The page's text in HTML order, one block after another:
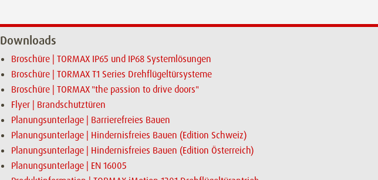
Downloads
Broschüre | TORMAX IP65 und IP68 Systemlösungen
Broschüre | TORMAX T1 Series Drehflügeltürsysteme
Broschüre | TORMAX "the passion to drive doors"
Flyer | Brandschutztüren
Planungsunterlage | Barrierefreies Bauen
Planungsunterlage | Hindernisfreies Bauen (Edition Schweiz)
Planungsunterlage | Hindernisfreies Bauen (Edition Österreich)
Planungsunterlage | EN 16005